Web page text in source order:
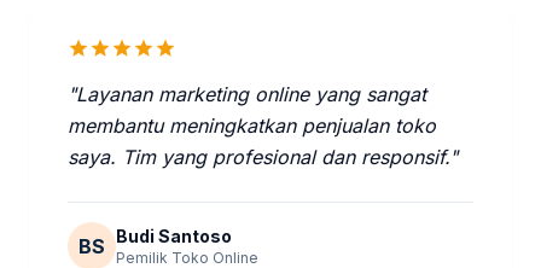
starstarstarstarstar
"Layanan marketing online yang sangat
membantu meningkatkan penjualan toko
saya. Tim yang profesional dan responsif."
BS Budi Santoso
Pemilik Toko Online